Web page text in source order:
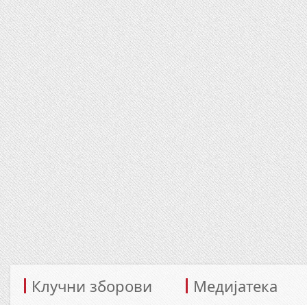
Клучни зборови Медијатека